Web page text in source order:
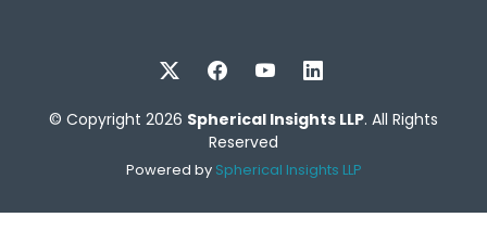
© Copyright 2026 Spherical Insights LLP. All Rights
Reserved
Powered by Spherical Insights LLP